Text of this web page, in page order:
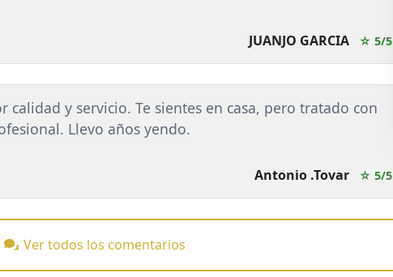
JUANJO GARCIA ☆ 5/5
calidad y servicio. Te sientes en casa, pero tratado con
Llevo años yendo.
Antonio .Tovar ☆ 5/5
Ver todos los comentarios